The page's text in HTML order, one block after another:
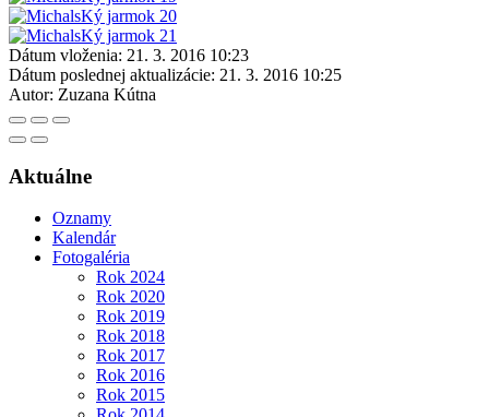
Dátum vloženia: 21. 3. 2016 10:23
Dátum poslednej aktualizácie: 21. 3. 2016 10:25
Autor: Zuzana Kútna
Aktuálne
Oznamy
Kalendár
Fotogaléria
Rok 2024
Rok 2020
Rok 2019
Rok 2018
Rok 2017
Rok 2016
Rok 2015